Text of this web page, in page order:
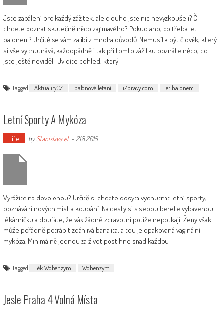
Jste zapálení pro každý zážitek, ale dlouho jste nic nevyzkoušeli? Či
chcete poznat skutečně něco zajímavého? Pokud ano, co třeba let
balonem? Určitě se vám zalíbí z mnoha důvodů. Nemusíte být člověk, který
si vše vychutnává, každopádně i tak při tomto zážitku poznáte něco, co
jste ještě neviděli. Uvidíte pohled, který
Tagged AktualityCZ balónové letaní iZpravy.com let balonem
Letní Sporty A Mykóza
Life byStanislava eL - 21.8.2015
Vyrážíte na dovolenou? Určitě si chcete dosyta vychutnat letní sporty,
poznávání nových míst a koupání. Na cesty si s sebou berete vybavenou
lékárničku a doufáte, že vás žádné zdravotní potíže nepotkají. Ženy však
může pořádně potrápit zdánlivá banalita, a tou je opakovaná vaginální
mykóza. Minimálně jednou za život postihne snad každou
Tagged Lék Wobenzym Wobenzym
Jesle Praha 4 Volná Místa